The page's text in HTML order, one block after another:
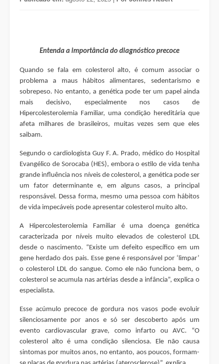
Entenda a importância do diagnóstico precoce
Quando se fala em colesterol alto, é comum associar o
problema a maus hábitos alimentares, sedentarismo e
sobrepeso. No entanto, a genética pode ter um papel ainda
mais decisivo, especialmente nos casos de
Hipercolesterolemia Familiar, uma condição hereditária que
afeta milhares de brasileiros, muitas vezes sem que eles
saibam.
Segundo o cardiologista Guy F. A. Prado, médico do Hospital
Evangélico de Sorocaba (HES), embora o estilo de vida tenha
grande influência nos níveis de colesterol, a genética pode ser
um fator determinante e, em alguns casos, a principal
responsável. Dessa forma, mesmo uma pessoa com hábitos
de vida impecáveis pode apresentar colesterol muito alto.
A Hipercolesterolemia Familiar é uma doença genética
caracterizada por níveis muito elevados de colesterol LDL
desde o nascimento. “Existe um defeito específico em um
gene herdado dos pais. Esse gene é responsável por ‘limpar’
o colesterol LDL do sangue. Como ele não funciona bem, o
colesterol se acumula nas artérias desde a infância”, explica o
especialista.
Esse acúmulo precoce de gordura nos vasos pode evoluir
silenciosamente por anos e só ser descoberto após um
evento cardiovascular grave, como infarto ou AVC. “O
colesterol alto é uma condição silenciosa. Ele não causa
sintomas por muitos anos, no entanto, aos poucos, formam-